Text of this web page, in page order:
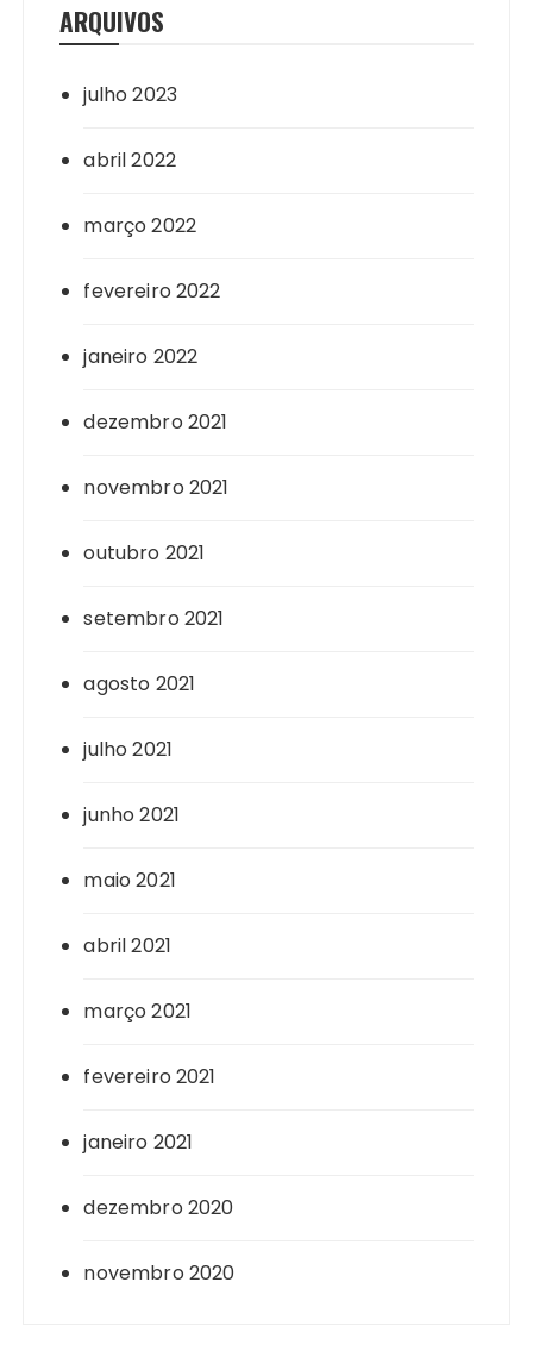
ARQUIVOS
julho 2023
abril 2022
março 2022
fevereiro 2022
janeiro 2022
dezembro 2021
novembro 2021
outubro 2021
setembro 2021
agosto 2021
julho 2021
junho 2021
maio 2021
abril 2021
março 2021
fevereiro 2021
janeiro 2021
dezembro 2020
novembro 2020